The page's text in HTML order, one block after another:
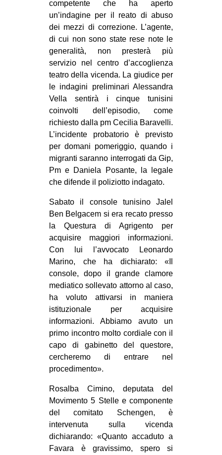
competente che ha aperto
un’indagine per il reato di abuso
dei mezzi di correzione. L’agente,
di cui non sono state rese note le
generalità, non presterà più
servizio nel centro d’accoglienza
teatro della vicenda. La giudice per
le indagini preliminari Alessandra
Vella sentirà i cinque tunisini
coinvolti dell’episodio, come
richiesto dalla pm Cecilia Baravelli.
L’incidente probatorio è previsto
per domani pomeriggio, quando i
migranti saranno interrogati da Gip,
Pm e Daniela Posante, la legale
che difende il poliziotto indagato.
Sabato il console tunisino Jalel
Ben Belgacem si era recato presso
la Questura di Agrigento per
acquisire maggiori informazioni.
Con lui l’avvocato Leonardo
Marino, che ha dichiarato: «Il
console, dopo il grande clamore
mediatico sollevato attorno al caso,
ha voluto attivarsi in maniera
istituzionale per acquisire
informazioni. Abbiamo avuto un
primo incontro molto cordiale con il
capo di gabinetto del questore,
cercheremo di entrare nel
procedimento».
Rosalba Cimino, deputata del
Movimento 5 Stelle e componente
del comitato Schengen, è
intervenuta sulla vicenda
dichiarando: «Quanto accaduto a
Favara è gravissimo, spero si